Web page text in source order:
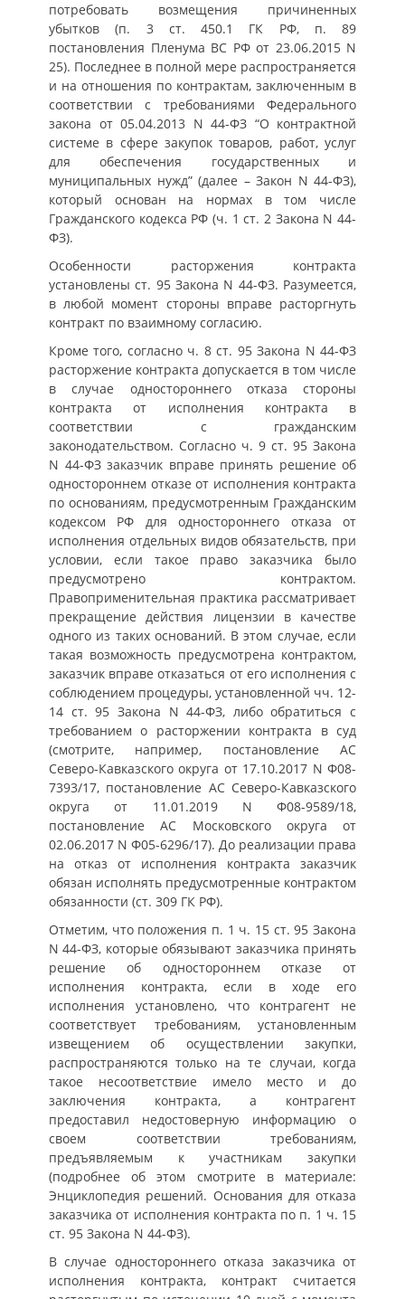
потребовать возмещения причиненных
убытков (п. 3 ст. 450.1 ГК РФ, п. 89
постановления Пленума ВС РФ от 23.06.2015 N
25). Последнее в полной мере распространяется
и на отношения по контрактам, заключенным в
соответствии с требованиями Федерального
закона от 05.04.2013 N 44-ФЗ “О контрактной
системе в сфере закупок товаров, работ, услуг
для обеспечения государственных и
муниципальных нужд” (далее – Закон N 44-ФЗ),
который основан на нормах в том числе
Гражданского кодекса РФ (ч. 1 ст. 2 Закона N 44-
ФЗ).
Особенности расторжения контракта
установлены ст. 95 Закона N 44-ФЗ. Разумеется,
в любой момент стороны вправе расторгнуть
контракт по взаимному согласию.
Кроме того, согласно ч. 8 ст. 95 Закона N 44-ФЗ
расторжение контракта допускается в том числе
в случае одностороннего отказа стороны
контракта от исполнения контракта в
соответствии с гражданским
законодательством. Согласно ч. 9 ст. 95 Закона
N 44-ФЗ заказчик вправе принять решение об
одностороннем отказе от исполнения контракта
по основаниям, предусмотренным Гражданским
кодексом РФ для одностороннего отказа от
исполнения отдельных видов обязательств, при
условии, если такое право заказчика было
предусмотрено контрактом.
Правоприменительная практика рассматривает
прекращение действия лицензии в качестве
одного из таких оснований. В этом случае, если
такая возможность предусмотрена контрактом,
заказчик вправе отказаться от его исполнения с
соблюдением процедуры, установленной чч. 12-
14 ст. 95 Закона N 44-ФЗ, либо обратиться с
требованием о расторжении контракта в суд
(смотрите, например, постановление АС
Северо-Кавказского округа от 17.10.2017 N Ф08-
7393/17, постановление АС Северо-Кавказского
округа от 11.01.2019 N Ф08-9589/18,
постановление АС Московского округа от
02.06.2017 N Ф05-6296/17). До реализации права
на отказ от исполнения контракта заказчик
обязан исполнять предусмотренные контрактом
обязанности (ст. 309 ГК РФ).
Отметим, что положения п. 1 ч. 15 ст. 95 Закона
N 44-ФЗ, которые обязывают заказчика принять
решение об одностороннем отказе от
исполнения контракта, если в ходе его
исполнения установлено, что контрагент не
соответствует требованиям, установленным
извещением об осуществлении закупки,
распространяются только на те случаи, когда
такое несоответствие имело место и до
заключения контракта, а контрагент
предоставил недостоверную информацию о
своем соответствии требованиям,
предъявляемым к участникам закупки
(подробнее об этом смотрите в материале:
Энциклопедия решений. Основания для отказа
заказчика от исполнения контракта по п. 1 ч. 15
ст. 95 Закона N 44-ФЗ).
В случае одностороннего отказа заказчика от
исполнения контракта, контракт считается